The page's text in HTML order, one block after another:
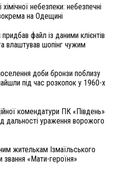
небезпеки: небезпечні
на Одещині
файл із даними клієнтів
влаштував шопінг чужим
доби бронзи поблизу
під час розкопок у 1960-х
комендатури ПК «Південь»
дальності ураження ворожого
жителькам Ізмаїльського
звання «Мати-героїня»